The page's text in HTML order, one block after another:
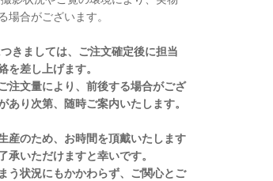
場合がございます。
きましては、ご注文確定後に担当
を差し上げます。
注文量により、前後する場合がござ
あり次第、随時ご案内いたします。
産のため、お時間を頂戴いたします
承いただけますと幸いです。
う状況にもかかわらず、ご関心とご